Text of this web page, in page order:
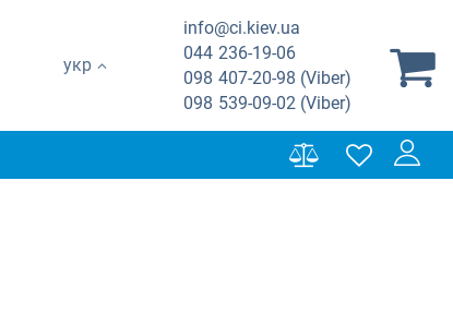
укр
info@ci.kiev.ua
044 236-19-06
098 407-20-98 (Viber)
098 539-09-02 (Viber)